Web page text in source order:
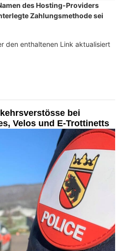
des Hosting-Providers
Zahlungsmethode sei
den enthaltenen Link aktualisiert
bei
Velos und E-Trottinetts